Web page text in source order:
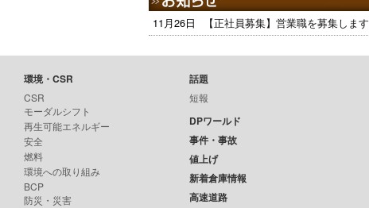
11月26日 【正社員募集】営業職を募集します
環境・CSR
CSR
モーダルシフト
再生可能エネルギー
安全
燃料
環境への取り組み
BCP
防災・災害
話題
短報
DPワールド
事件・事故
値上げ
新着倉庫情報
高速道路